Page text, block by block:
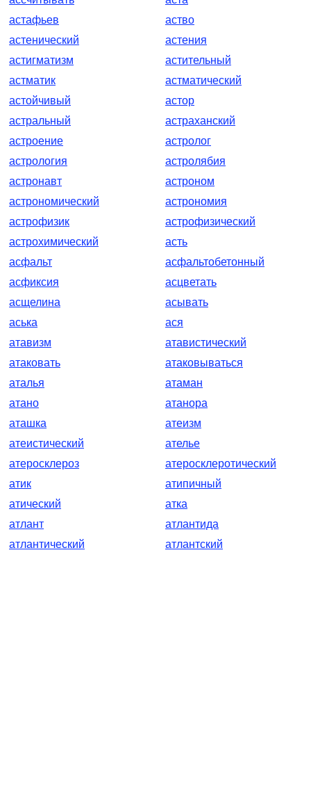
астафьев
аство
астенический
астения
астигматизм
астительный
астматик
астматический
астойчивый
астор
астральный
астраханский
астроение
астролог
астрология
астролябия
астронавт
астроном
астрономический
астрономия
астрофизик
астрофизический
астрохимический
асть
асфальт
асфальтобетонный
асфиксия
асцветать
асщелина
асывать
аська
ася
атавизм
атавистический
атаковать
атаковываться
аталья
атаман
атано
атанора
аташка
атеизм
атеистический
ателье
атеросклероз
атеросклеротический
атик
атипичный
атический
атка
атлант
атлантида
атлантический
атлантский